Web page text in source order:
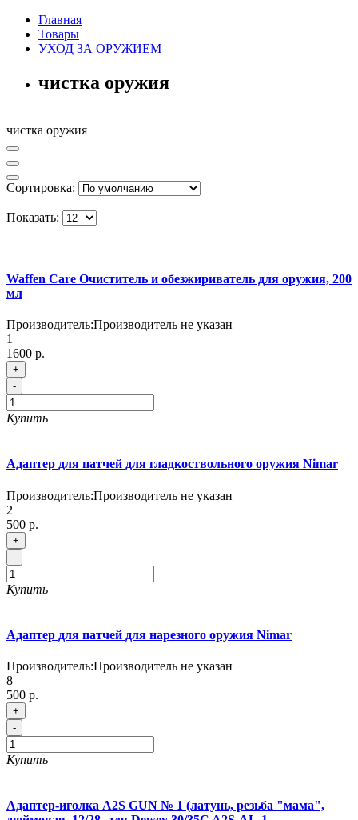
Главная
Товары
УХОД ЗА ОРУЖИЕМ
чистка оружия
чистка оружия
Сортировка:
Показать:
Waffen Care Очиститель и обезжириватель для оружия, 200
мл
Производитель:Производитель не указан
1
1600 р.
+
-
Купить
Адаптер для патчей для гладкоствольного оружия Nimar
Производитель:Производитель не указан
2
500 р.
+
-
Купить
Адаптер для патчей для нарезного оружия Nimar
Производитель:Производитель не указан
8
500 р.
+
-
Купить
Адаптер-иголка A2S GUN № 1 (латунь, резьба "мама",